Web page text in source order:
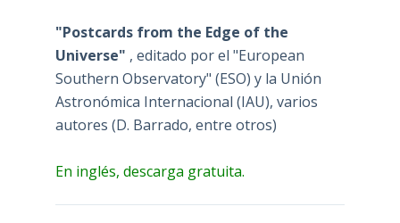
"Postcards from the Edge of the
Universe" , editado por el "European
Southern Observatory" (ESO) y la Unión
Astronómica Internacional (IAU), varios
autores (D. Barrado, entre otros)
En inglés, descarga gratuita.